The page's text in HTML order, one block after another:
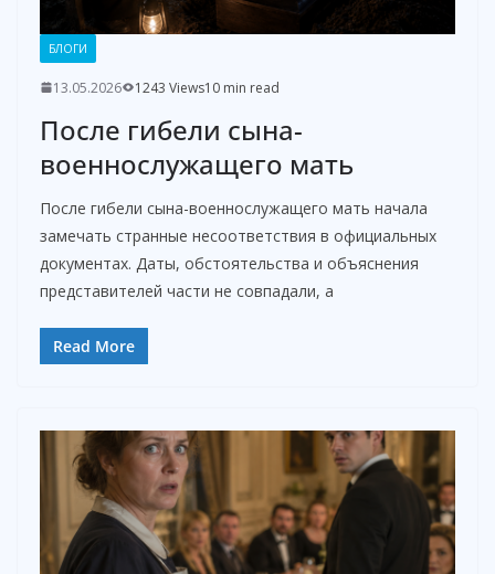
БЛОГИ
13.05.2026 1243 Views10 min read
После гибели сына-
военнослужащего мать
После гибели сына-военнослужащего мать начала
замечать странные несоответствия в официальных
документах. Даты, обстоятельства и объяснения
представителей части не совпадали, а
Read More